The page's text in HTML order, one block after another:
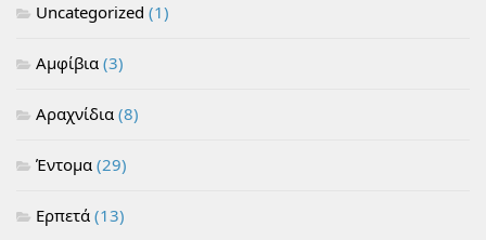
Uncategorized (1)
Αμφίβια (3)
Αραχνίδια (8)
Έντομα (29)
Ερπετά (13)